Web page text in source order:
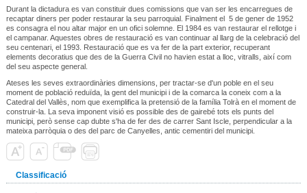
Durant la dictadura es van constituir dues comissions que van ser les encarregues de
recaptar diners per poder restaurar la seu parroquial. Finalment el 5 de gener de 1952
es consagra el nou altar major en un ofici solemne. El 1984 es van restaurar el rellotge i
el campanar. Aquestes obres de restauració es van continuar al llarg de la celebració del
seu centenari, el 1993. Restauració que es va fer de la part exterior, recuperant
elements decoratius que des de la Guerra Civil no havien estat a lloc, vitralls, així com
del seu aspecte general.
Ateses les seves extraordinàries dimensions, per tractar-se d'un poble en el seu
moment de població reduïda, la gent del municipi i de la comarca la coneix com a la
Catedral del Vallès, nom que exemplifica la pretensió de la família Tolrà en el moment de
construir-la. La seva imponent visió es possible des de gairebé tots els punts del
municipi, però sense cap dubte s'ha de fer des de carrer Sant Iscle, perpendicular a la
mateixa parròquia o des del parc de Canyelles, antic cementiri del municipi.
Classificació